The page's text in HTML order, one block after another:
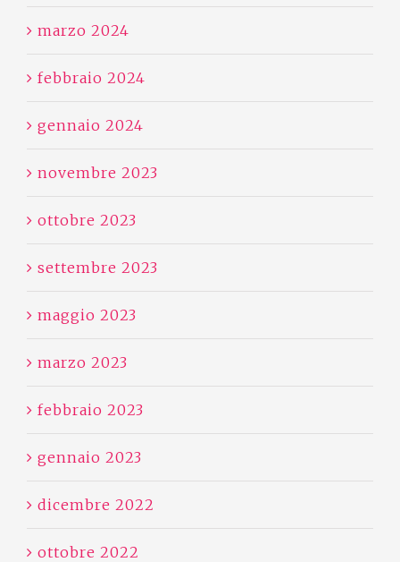
marzo 2024
febbraio 2024
gennaio 2024
novembre 2023
ottobre 2023
settembre 2023
maggio 2023
marzo 2023
febbraio 2023
gennaio 2023
dicembre 2022
ottobre 2022